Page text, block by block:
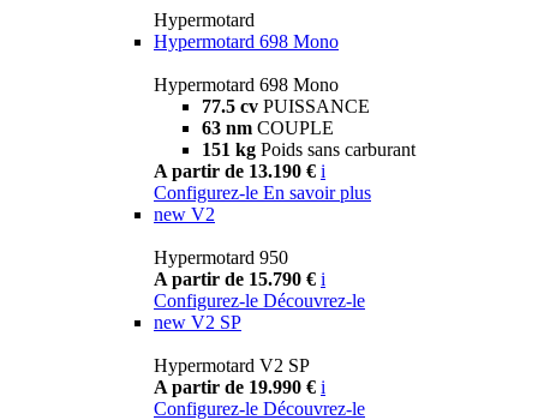
Hypermotard
Hypermotard 698 Mono
Hypermotard 698 Mono
77.5 cv PUISSANCE
63 nm COUPLE
151 kg Poids sans carburant
A partir de 13.190 € i
Configurez-le En savoir plus
new V2
Hypermotard 950
A partir de 15.790 € i
Configurez-le Découvrez-le
new V2 SP
Hypermotard V2 SP
A partir de 19.990 € i
Configurez-le Découvrez-le